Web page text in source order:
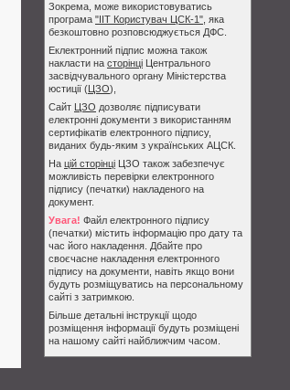
Зокрема, може використовуватись
програма "ІІТ Користувач ЦСК-1" , яка
безкоштовно розповсюджується ДФС.
Еклектронний підпис можна також
накласти на сторінці Центрального
засвідчувального органу Міністерства
юстиції (ЦЗО),
Сайт ЦЗО дозволяє підписувати
електронні документи з використанням
сертифікатів електронного підпису,
виданих будь-яким з українських АЦСК.
На цій сторінці ЦЗО також забезпечує
можливість перевірки електронного
підпису (печатки) накладеного на
документ.
Увага! Файл електронного підпису
(печатки) містить інформацію про дату та
час його накладення. Дбайте про
своєчасне накладення електронного
підпису на документи, навіть якщо вони
будуть розміщуватись на персональному
сайті з затримкою.
Більше детальні інструкції щодо
розміщення інформації будуть розміщені
на нашому сайті найближчим часом.